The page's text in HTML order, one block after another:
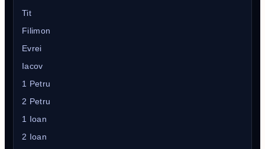
Tit
Filimon
Evrei
Iacov
1 Petru
2 Petru
1 Ioan
2 Ioan